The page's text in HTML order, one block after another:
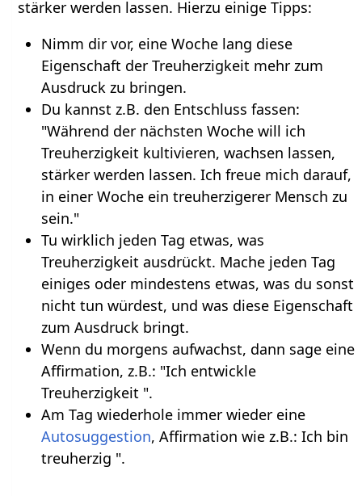
stärker werden lassen. Hierzu einige Tipps:
Nimm dir vor, eine Woche lang diese
Eigenschaft der Treuherzigkeit mehr zum
Ausdruck zu bringen.
Du kannst z.B. den Entschluss fassen:
"Während der nächsten Woche will ich
Treuherzigkeit kultivieren, wachsen lassen,
stärker werden lassen. Ich freue mich darauf,
in einer Woche ein treuherzigerer Mensch zu
sein."
Tu wirklich jeden Tag etwas, was
Treuherzigkeit ausdrückt. Mache jeden Tag
einiges oder mindestens etwas, was du sonst
nicht tun würdest, und was diese Eigenschaft
zum Ausdruck bringt.
Wenn du morgens aufwachst, dann sage eine
Affirmation, z.B.: "Ich entwickle
Treuherzigkeit ".
Am Tag wiederhole immer wieder eine
Autosuggestion, Affirmation wie z.B.: Ich bin
treuherzig ".